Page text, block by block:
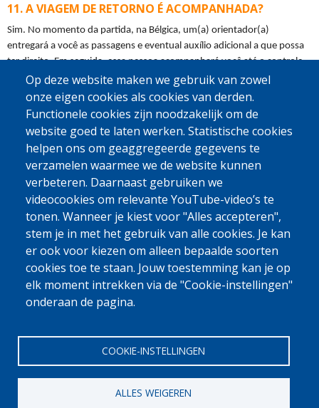
A VIAGEM DE RETORNO É ACOMPANHADA?
Sim. No momento da partida, na Bélgica, um(a) orientador(a)
entregará a você as passagens e eventual auxílio adicional a que possa
ter direito. Em seguida, essa pessoa acompanhará você até o controle
de fronteira. Você receberá uma bolsa identificável para levar ao
aeroporto, para que o(a) orientador(a) possa encontrar você
rapidamente. Se você desejar e se for possível, uma pessoa da equipe
da OIM, da Caritas International ou de outro parceiro local poderá
esperar por você na chegada ao seu país de origem.
A VIDA NO MEU PAÍS NÃO É FÁCIL. QUE TIPO DE
APOIO POSSO RECEBER?
Trabalhamos com parceiros locais no seu país de origem que podem
ajudar você na reintegração. Por exemplo, eles podem ajudar você a
abrir um negócio, pagar despesas médicas ou encontrar emprego. Nem
todas as pessoas recebem essa ajuda; cada situação é diferente. Quer
saber se você tem direito a esse apoio? Veja mais informações aqui
Op deze website maken we gebruik van zowel
onze eigen cookies als cookies van derden.
Functionele cookies zijn noodzakelijk om de
website goed te laten werken. Statistische cookies
helpen ons om geaggregeerde gegevens te
verzamelen waarmee we de website kunnen
verbeteren. Daarnaast gebruiken we
videocookies om relevante YouTube-video’s te
tonen. Wanneer je kiest voor "Alles accepteren",
stem je in met het gebruik van alle cookies. Je kan
er ook voor kiezen om alleen bepaalde soorten
cookies toe te staan. Jouw toestemming kan je op
elk moment intrekken via de "Cookie-instellingen"
onderaan de pagina.
COOKIE-INSTELLINGEN
ALLES WEIGEREN